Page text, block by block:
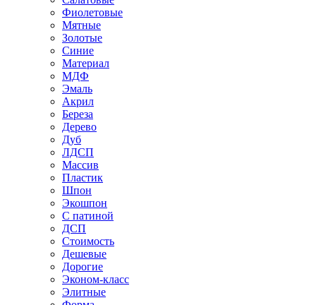
Фиолетовые
Мятные
Золотые
Синие
Материал
МДФ
Эмаль
Акрил
Береза
Дерево
Дуб
ЛДСП
Массив
Пластик
Шпон
Экошпон
С патиной
ДСП
Стоимость
Дешевые
Дорогие
Эконом-класс
Элитные